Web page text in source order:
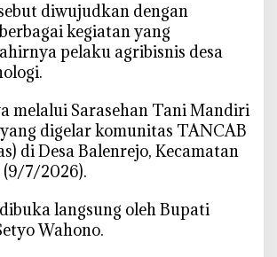
t
i
D
o
n
g
P
t
a
diwujudkan dengan
kegiatan yang
pelaku agribisnis desa
melalui Sarasehan Tani Mandiri
digelar komunitas TANCAB
di Desa Balenrejo, Kecamatan
(9/7/2026).
langsung oleh Bupati
Wahono.